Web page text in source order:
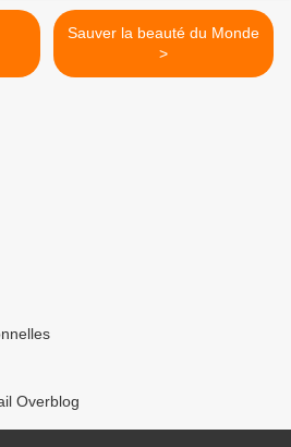
Sauver la beauté du Monde
>
Overblog